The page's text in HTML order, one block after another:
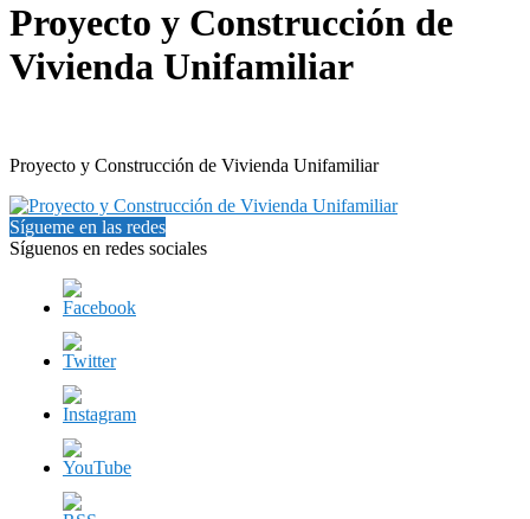
Proyecto y Construcción de
Vivienda Unifamiliar
Proyecto y Construcción de Vivienda Unifamiliar
Sígueme en las redes
Síguenos en redes sociales